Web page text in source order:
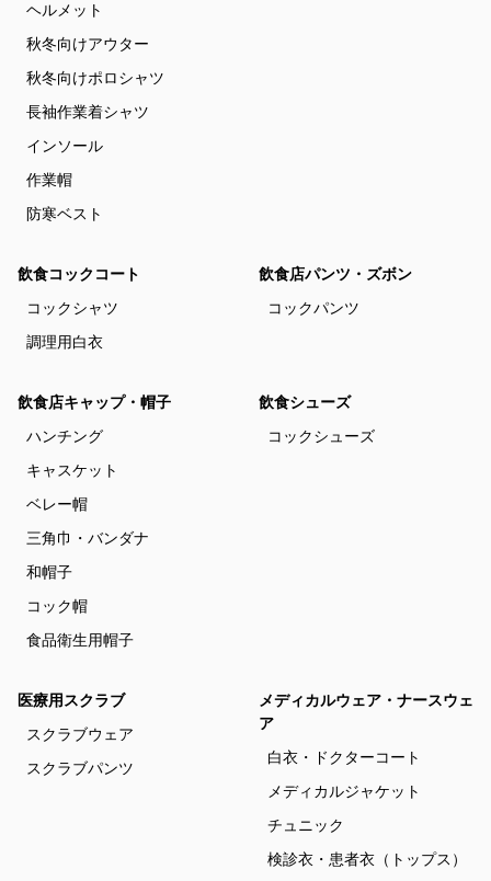
ヘルメット
秋冬向けアウター
秋冬向けポロシャツ
長袖作業着シャツ
インソール
作業帽
防寒ベスト
飲食コックコート
コックシャツ
調理用白衣
飲食店パンツ・ズボン
コックパンツ
飲食店キャップ・帽子
ハンチング
キャスケット
ベレー帽
三角巾・バンダナ
和帽子
コック帽
食品衛生用帽子
飲食シューズ
コックシューズ
医療用スクラブ
スクラブウェア
スクラブパンツ
メディカルウェア・ナースウェ
ア
白衣・ドクターコート
メディカルジャケット
チュニック
検診衣・患者衣（トップス）